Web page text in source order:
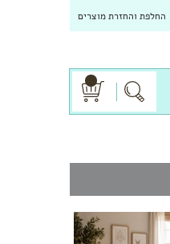
החלפת והחזרת מוצרים